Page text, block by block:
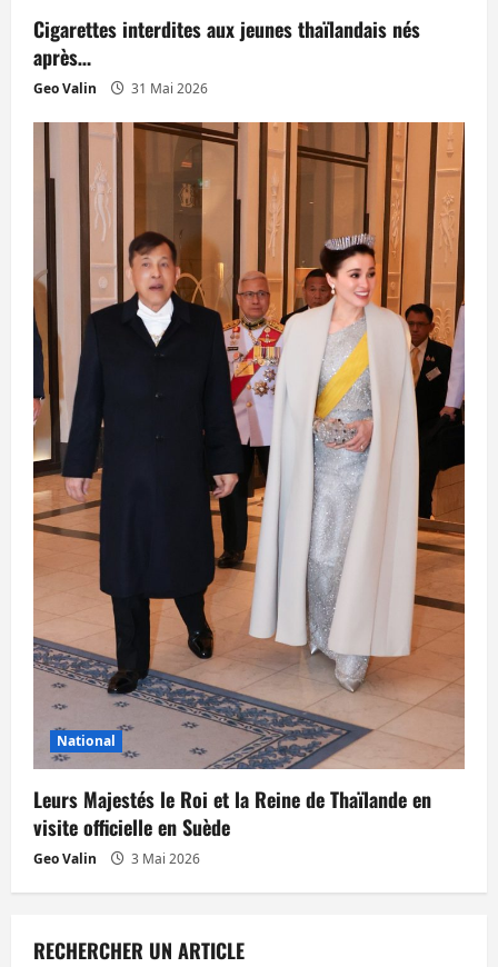
Cigarettes interdites aux jeunes thaïlandais nés
après…
Geo Valin 31 Mai 2026
National
Leurs Majestés le Roi et la Reine de Thaïlande en
visite officielle en Suède
Geo Valin 3 Mai 2026
RECHERCHER UN ARTICLE